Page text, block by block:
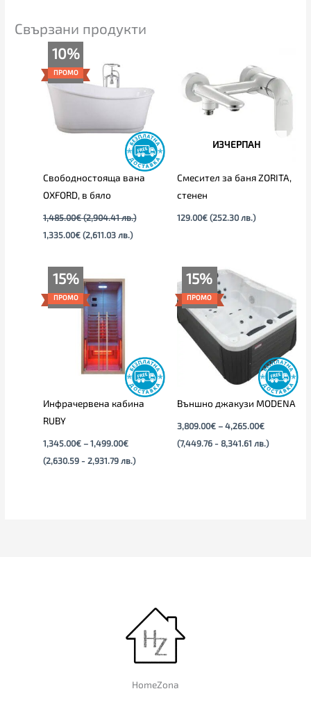
Свързани продукти
10%
ПРОМО
Свободностояща вана
OXFORD, в бяло
1,485.00€ (2,904.41 лв.)
Original
price
was:
1,485.00€
(2,904.41
лв.).
1,335.00€ (2,611.03 лв.)
(2,611.03
лв.).
ИЗЧЕРПАН
Смесител за баня ZORITA,
стенен
129.00€ (252.30 лв.)
15%
ПРОМО
Инфрачервена кабина
RUBY
1,345.00€ – 1,499.00€
(2,630.59 - 2,931.79 лв.)
15%
ПРОМО
Външно джакузи MODENA
3,809.00€ – 4,265.00€
range:
3,809.00€
through
4,265.00€
(7,449.76 - 8,341.61 лв.)
HomeZona